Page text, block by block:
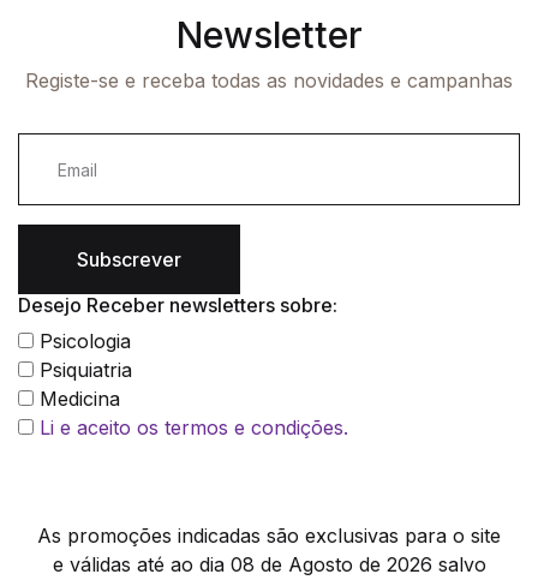
Newsletter
Registe-se e receba todas as novidades e campanhas
Subscrever
Desejo Receber newsletters sobre:
Psicologia
Psiquiatria
Medicina
Li e aceito os termos e condições.
As promoções indicadas são exclusivas para o site
e válidas até ao dia 08 de Agosto de 2026 salvo